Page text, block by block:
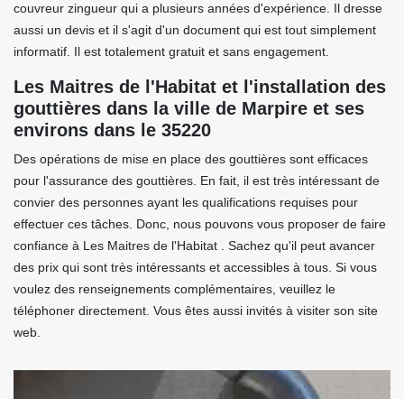
couvreur zingueur qui a plusieurs années d'expérience. Il dresse
aussi un devis et il s'agit d'un document qui est tout simplement
informatif. Il est totalement gratuit et sans engagement.
Les Maitres de l'Habitat et l'installation des
gouttières dans la ville de Marpire et ses
environs dans le 35220
Des opérations de mise en place des gouttières sont efficaces
pour l'assurance des gouttières. En fait, il est très intéressant de
convier des personnes ayant les qualifications requises pour
effectuer ces tâches. Donc, nous pouvons vous proposer de faire
confiance à Les Maitres de l'Habitat . Sachez qu'il peut avancer
des prix qui sont très intéressants et accessibles à tous. Si vous
voulez des renseignements complémentaires, veuillez le
téléphoner directement. Vous êtes aussi invités à visiter son site
web.